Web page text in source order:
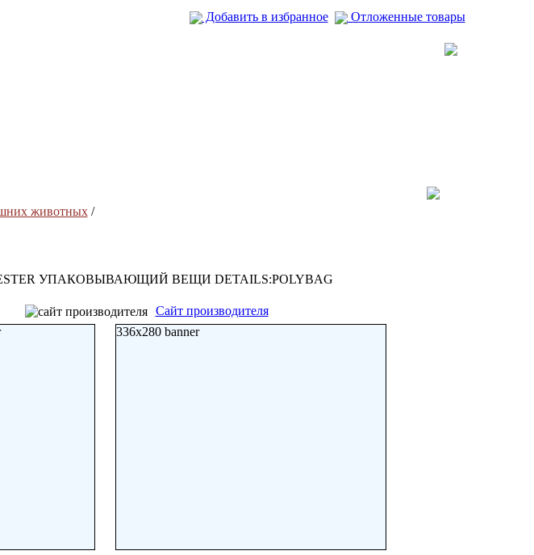
Добавить в избранное Отложенные товары
животных/
УПАКОВЫВАЮЩИЙ ВЕЩИ DETAILS:POLYBAG
Сайт производителя
336x280 banner